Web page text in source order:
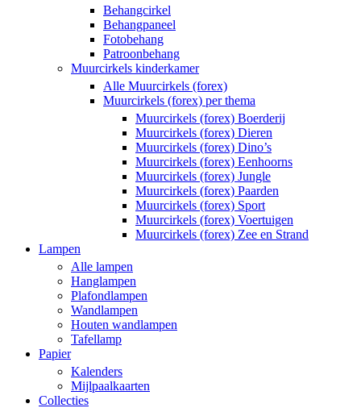
Behangcirkel
Behangpaneel
Fotobehang
Patroonbehang
Muurcirkels kinderkamer
Alle Muurcirkels (forex)
Muurcirkels (forex) per thema
Muurcirkels (forex) Boerderij
Muurcirkels (forex) Dieren
Muurcirkels (forex) Dino’s
Muurcirkels (forex) Eenhoorns
Muurcirkels (forex) Jungle
Muurcirkels (forex) Paarden
Muurcirkels (forex) Sport
Muurcirkels (forex) Voertuigen
Muurcirkels (forex) Zee en Strand
Lampen
Alle lampen
Hanglampen
Plafondlampen
Wandlampen
Houten wandlampen
Tafellamp
Papier
Kalenders
Mijlpaalkaarten
Collecties